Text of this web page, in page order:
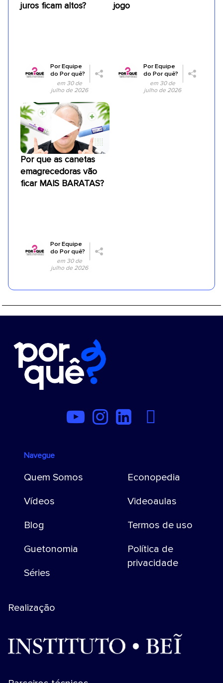
juros ficam altos?
PorEquipe
do Por quê?
em 30 de
julho de 2026
jogo
PorEquipe
do Por quê?
em 30 de
julho de 2026
Por que as canetas
emagrecedoras vão
ficar MAIS BARATAS?
PorEquipe
do Por quê?
em 30 de
julho de 2026
Navegue
Quem Somos
Vídeos
Blog
Guetonomia
Séries
Econopedia
Videoaulas
Termos de uso
Política de
privacidade
Realização